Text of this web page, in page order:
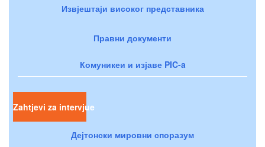
Извјештаји високог представника
Правни документи
Комуникеи и изјаве PIC-a
Zahtjevi za intervjue
Дејтонски мировни споразум